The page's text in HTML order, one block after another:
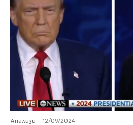
Анализи 12/09/2024